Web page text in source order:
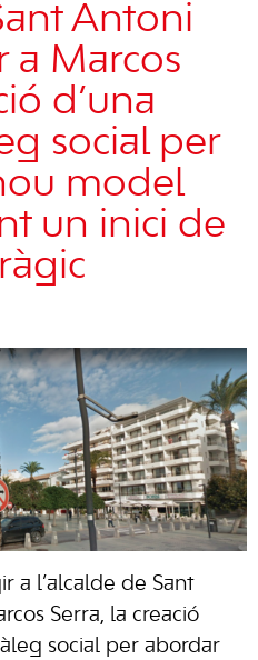
Antoni
a Marcos
d’una
social per
model
un inici de
a l’alcalde de Sant
Serra, la creació
social per abordar